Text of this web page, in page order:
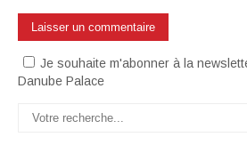
Je souhaite m'abonner à la
Danube Palace